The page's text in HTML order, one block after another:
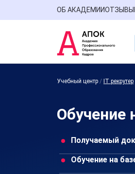
ОБ АКАДЕМИИОТЗЫВЫ
Учебный центр / IT рекрутер
Обучение
Получаемый
Обучение на